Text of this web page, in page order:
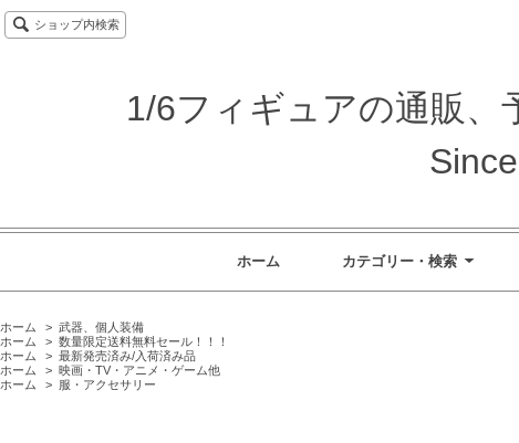
ショップ内検索
1/6フィギュアの通販、
ホーム カテゴリー・検索
ホーム > 武器、個人装備
ホーム
> 数量限定送料無料セール！！！
ホーム
> 最新発売済み/入荷済み品
ホーム
> 映画・TV・アニメ・ゲーム他
ホーム
> 服・アクセサリー